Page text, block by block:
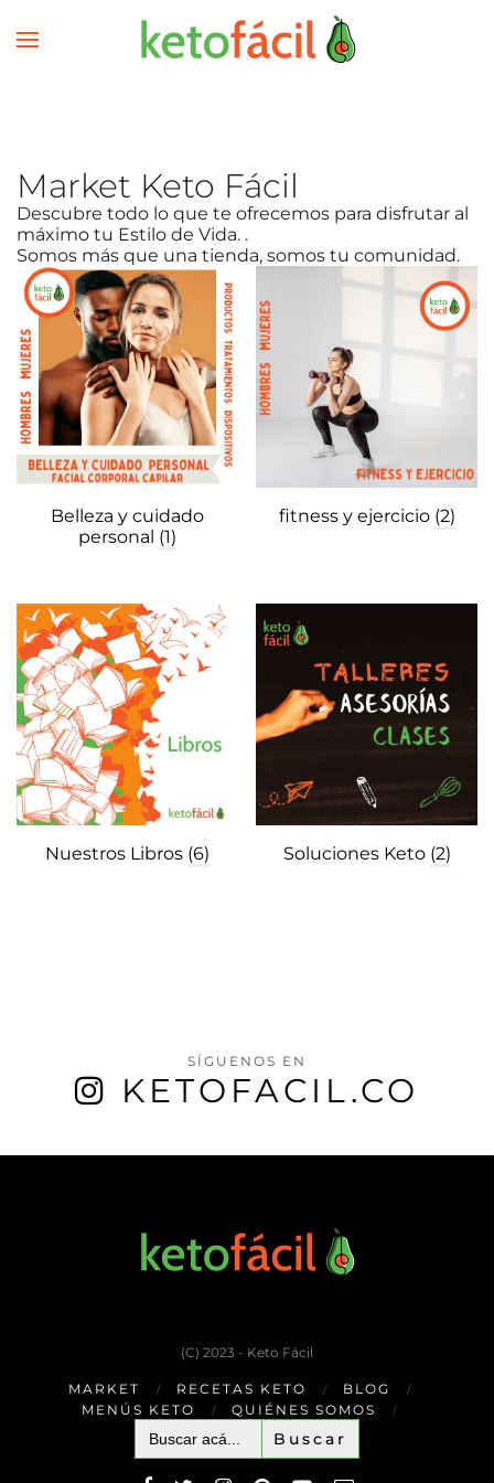
Market Keto Fácil
Descubre todo lo que te ofrecemos para disfrutar al
máximo tu Estilo de Vida. .
Somos más que una tienda, somos tu comunidad.
Belleza y cuidado
personal (1)
fitness y ejercicio (2)
Nuestros Libros (6) Soluciones Keto (2)
SÍGUENOS EN
KETOFACIL.CO
(C) 2023 - Keto Fácil
MARKET RECETAS KETO
BLOG
MENÚS KETO
QUIÉNES SOMOS
Buscar: